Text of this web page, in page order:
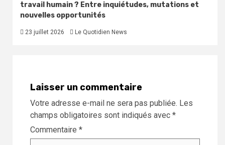
travail humain ? Entre inquiétudes, mutations et
nouvelles opportunités
23 juillet 2026 Le Quotidien News
Laisser un commentaire
Votre adresse e-mail ne sera pas publiée. Les
champs obligatoires sont indiqués avec *
Commentaire *